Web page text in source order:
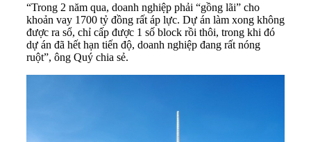
“Trong 2 năm qua, doanh nghiệp phải “gồng lãi” cho
khoản vay 1700 tỷ đồng rất áp lực. Dự án làm xong không
được ra sổ, chỉ cấp được 1 số block rồi thôi, trong khi đó
dự án đã hết hạn tiến độ, doanh nghiệp đang rất nóng
ruột”, ông Quý chia sẻ.